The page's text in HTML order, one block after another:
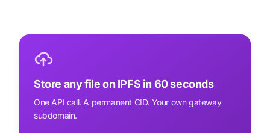
Store any file on IPFS in 60 seconds
One API call. A permanent CID. Your own gateway
subdomain.